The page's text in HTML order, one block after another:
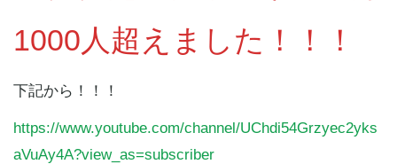
1000人超えました！！！
下記から！！！
https://www.youtube.com/channel/UChdi54Grzyec2yks
aVuAy4A?view_as=subscriber